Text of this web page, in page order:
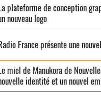
plateforme de conception
nouveau logo
France présente une
miel de Manukora de
identité et un nouvel